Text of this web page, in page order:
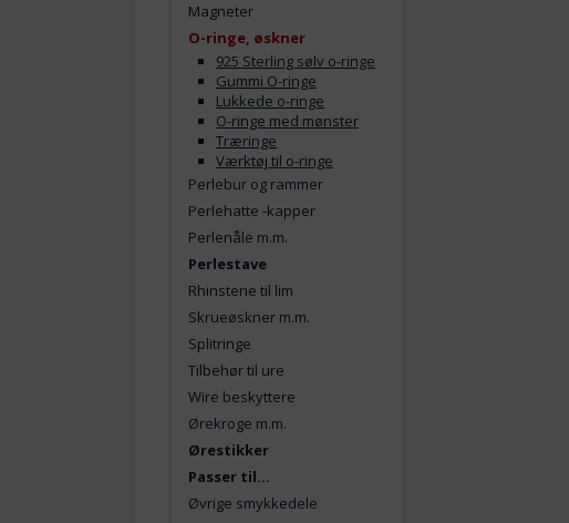
Magneter
O-ringe, øskner
925 Sterling sølv o-ringe
Gummi O-ringe
Lukkede o-ringe
O-ringe med mønster
Træringe
Værktøj til o-ringe
Perlebur og rammer
Perlehatte -kapper
Perlenåle m.m.
Perlestave
Rhinstene til lim
Skrueøskner m.m.
Splitringe
Tilbehør til ure
Wire beskyttere
Ørekroge m.m.
Ørestikker
Passer til...
Øvrige smykkedele